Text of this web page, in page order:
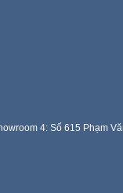
4: Số 615 Phạm